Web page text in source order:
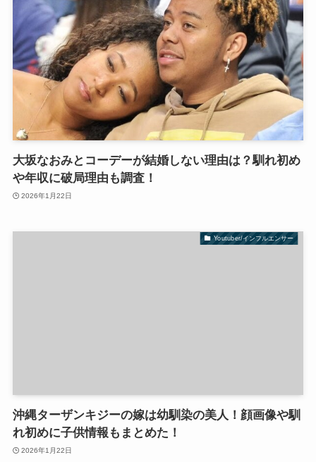
大坂なおみとコーデーが結婚しない理由は？馴れ初め
や年収に破局理由も調査！
2026年1月22日
Youtuber/インフルエンサー
沖縄ターザンキジーの嫁は幼馴染の美人！顔画像や馴
れ初めに子供情報もまとめた！
2026年1月22日